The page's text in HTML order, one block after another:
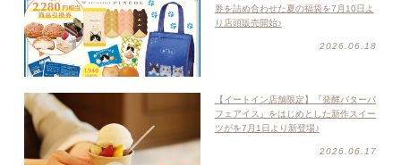
券を詰め合わせた夏の福袋を7月10日よ
り店頭販売開始♪
2026.06.18
【イートイン店舗限定】『発酵バターパ
フェアイス』をはじめとした新作スイー
ツがを7月1日より新登場♪
2026.06.17